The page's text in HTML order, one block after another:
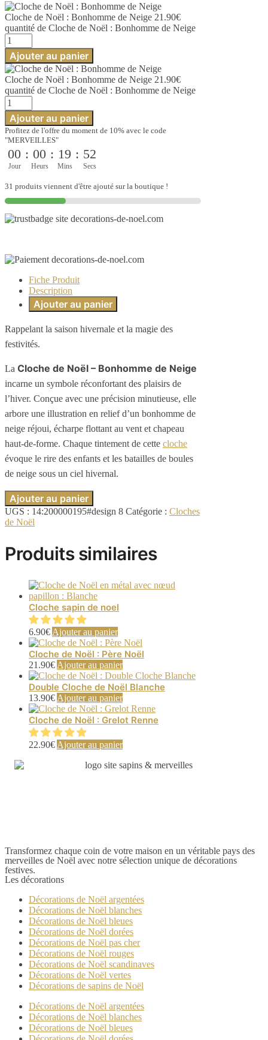
Cloche de Noël : Bonhomme de Neige 21.90€
quantité de Cloche de Noël : Bonhomme de Neige
Ajouter au panier
Cloche de Noël : Bonhomme de Neige 21.90€
quantité de Cloche de Noël : Bonhomme de Neige
Ajouter au panier
Profitez de l'offre du moment de 10% avec le code
"MERVEILLES"
00
Jour
: 00
Heurs
: 19
Mins
: 50
Secs
31 produits viennent d'être ajouté sur la boutique !
Fiche Produit
Description
Ajouter au panier
Rappelant la saison hivernale et la magie des
festivités.
La Cloche de Noël – Bonhomme de Neige
incarne un symbole réconfortant des plaisirs de
l’hiver. Conçue avec une précision minutieuse, elle
arbore une illustration en relief d’un bonhomme de
neige réjoui, écharpe flottant au vent et chapeau
haut-de-forme. Chaque tintement de cette cloche
évoque le rire des enfants et les batailles de boules
de neige sous un ciel hivernal.
Ajouter au panier
UGS : 14:200000195#design 8 Catégorie : Cloches
de Noël
Produits similaires
Cloche sapin de noel
6.90€ Ajouter au panier
Cloche de Noël : Père Noël
21.90€ Ajouter au panier
Double Cloche de Noël Blanche
13.90€ Ajouter au panier
Cloche de Noël : Grelot Renne
22.90€ Ajouter au panier
Transformez chaque coin de votre maison en un véritable pays des
merveilles de Noël avec notre sélection unique de décorations
festives.
Les décorations
Décorations de Noël argentées
Décorations de Noël blanches
Décorations de Noël bleues
Décorations de Noël dorées
Décorations de Noël pas cher
Décorations de Noël rouges
Décorations de Noël scandinaves
Décorations de Noël vertes
Décorations de sapins de Noël
Décorations de Noël argentées
Décorations de Noël blanches
Décorations de Noël bleues